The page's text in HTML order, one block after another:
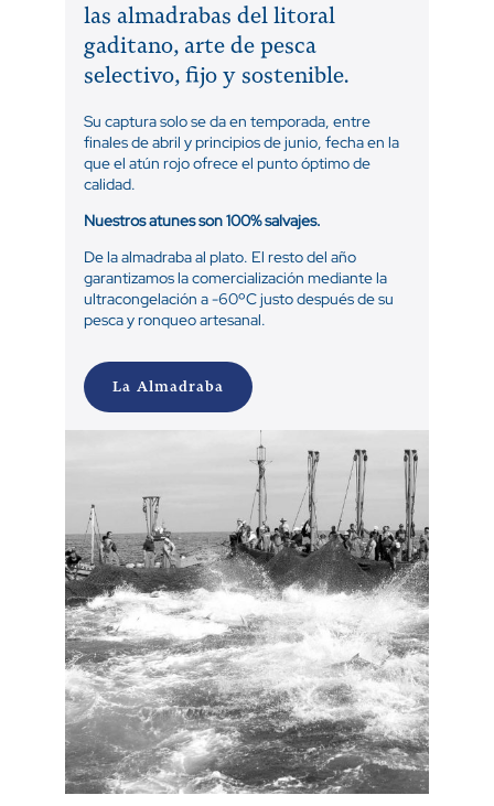
las almadrabas del litoral
gaditano, arte de pesca
selectivo, fijo y sostenible.
Su captura solo se da en temporada, entre
finales de abril y principios de junio, fecha en la
que el atún rojo ofrece el punto óptimo de
calidad.
Nuestros atunes son 100% salvajes.
De la almadraba al plato. El resto del año
garantizamos la comercialización mediante la
ultracongelación a -60ºC justo después de su
pesca y ronqueo artesanal.
La Almadraba